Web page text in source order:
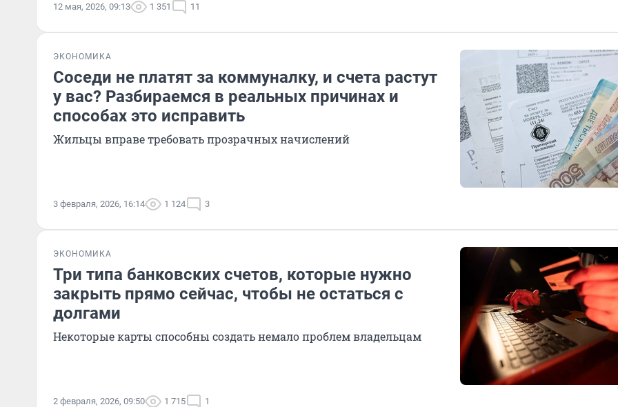
12 мая, 2026, 09:13 1 351 11
ЭКОНОМИКА
Соседи не платят за коммуналку, и счета растут
у вас? Разбираемся в реальных причинах и
способах это исправить
Жильцы вправе требовать прозрачных начислений
3 февраля, 2026, 16:14 1 124 3
ЭКОНОМИКА
Три типа банковских счетов, которые нужно
закрыть прямо сейчас, чтобы не остаться c
долгами
Некоторые карты способны создать немало проблем владельцам
2 февраля, 2026, 09:50 1 715 1